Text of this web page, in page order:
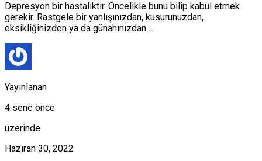
Depresyon bir hastalıktır. Öncelikle bunu bilip kabul etmek
gerekir. Rastgele bir yanlışınızdan, kusurunuzdan,
eksikliğinizden ya da günahınızdan …
Yayınlanan
4 sene önce
üzerinde
Haziran 30, 2022